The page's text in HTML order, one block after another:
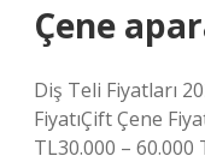
Çene
Diş Teli Fiyatları
FiyatıÇift Çene
TL30.000 – 60.000